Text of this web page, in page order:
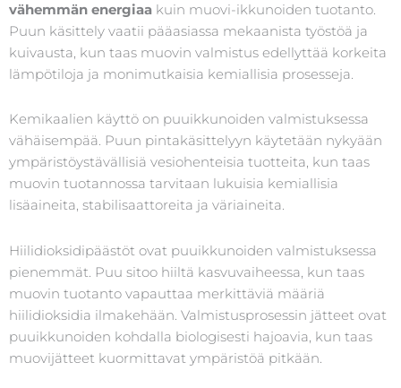
vähemmän energiaa kuin muovi-ikkunoiden tuotanto.
Puun käsittely vaatii pääasiassa mekaanista työstöä ja
kuivausta, kun taas muovin valmistus edellyttää korkeita
lämpötiloja ja monimutkaisia kemiallisia prosesseja.
Kemikaalien käyttö on puuikkunoiden valmistuksessa
vähäisempää. Puun pintakäsittelyyn käytetään nykyään
ympäristöystävällisiä vesiohenteisia tuotteita, kun taas
muovin tuotannossa tarvitaan lukuisia kemiallisia
lisäaineita, stabilisaattoreita ja väriaineita.
Hiilidioksidipäästöt ovat puuikkunoiden valmistuksessa
pienemmät. Puu sitoo hiiltä kasvuvaiheessa, kun taas
muovin tuotanto vapauttaa merkittäviä määriä
hiilidioksidia ilmakehään. Valmistusprosessin jätteet ovat
puuikkunoiden kohdalla biologisesti hajoavia, kun taas
muovijätteet kuormittavat ympäristöä pitkään.